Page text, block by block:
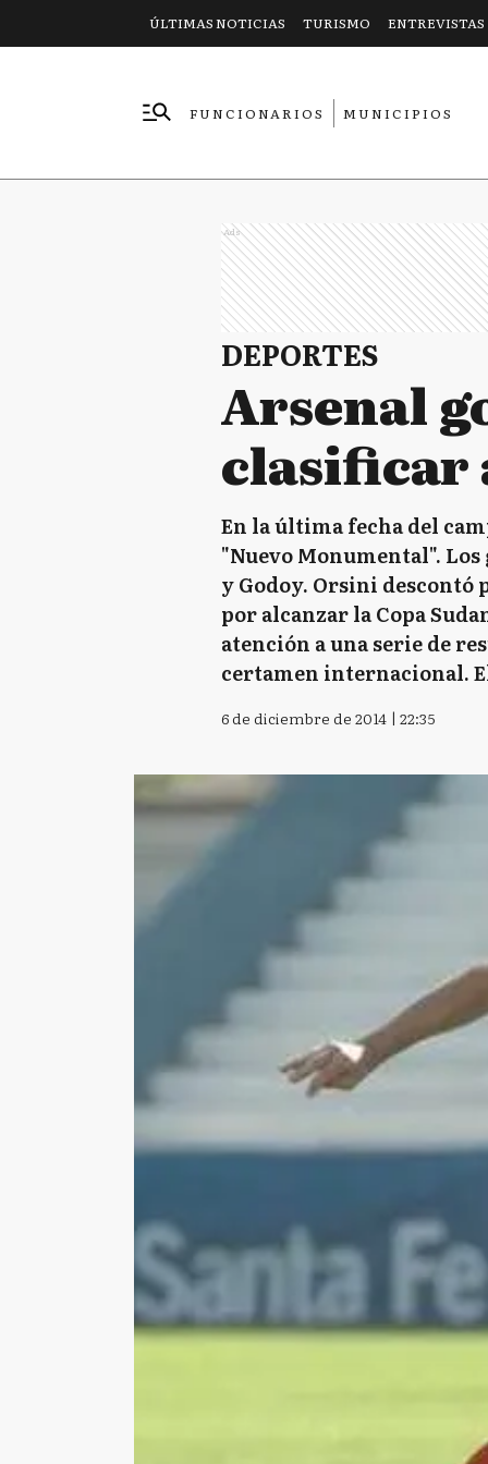
ÚLTIMAS NOTICIAS TURISMO ENTREVISTAS
FUNCIONARIOS
MUNICIPIOS
Ads
DEPORTES
Arsenal
clasificar
En la última fecha del
"Nuevo Monumental".
y Godoy. Orsini descontó
por alcanzar la Copa
atención a una serie de
certamen internacional.
6 de diciembre de 2014 | 22:35